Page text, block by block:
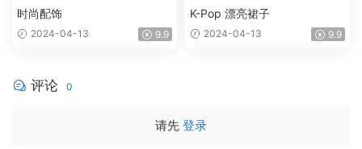
时尚配饰
2024-04-13 9.9
K-Pop 漂亮裙子
2024-04-13 9.9
评论 0
请先 登录